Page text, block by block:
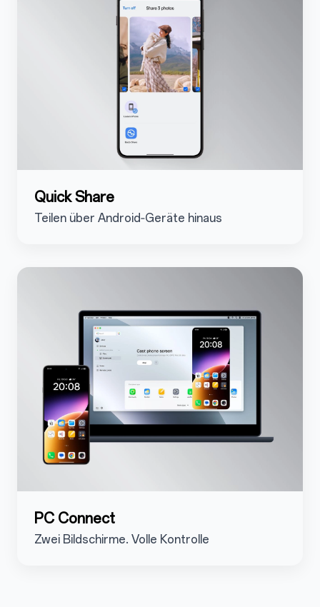
Quick Share
Teilen über Android‑Geräte hinaus
5.3.2
PC Connect
Zwei Bildschirme. Volle Kontrolle